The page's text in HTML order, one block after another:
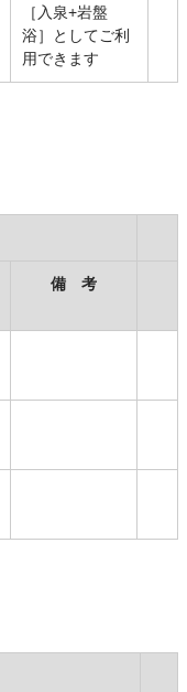
［入泉+岩盤
浴］としてご利
用できます
備 考